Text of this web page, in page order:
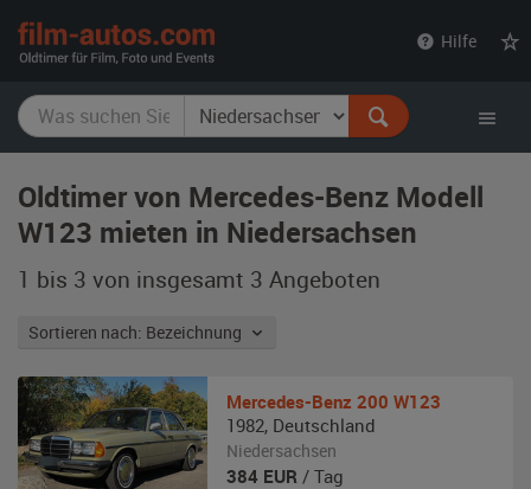
Hilfe
Oldtimer von Mercedes-Benz Modell
W123 mieten in Niedersachsen
1 bis 3 von insgesamt 3 Angeboten
Sortieren nach: Bezeichnung
Mercedes-Benz 200 W123
1982, Deutschland
Niedersachsen
384 EUR / Tag